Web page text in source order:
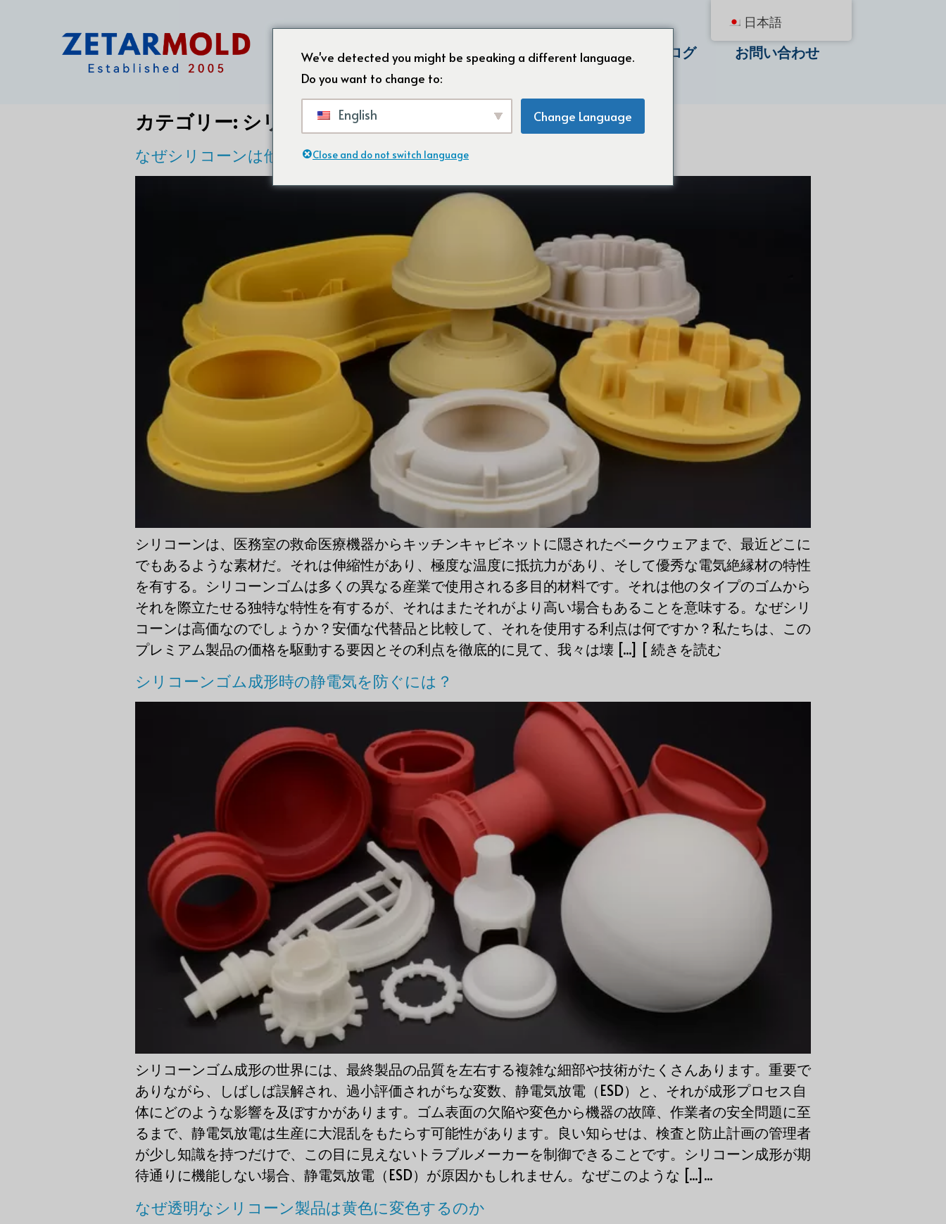
ホーム 会社概要 製品 ブログ お問い合わせ
カテゴリー: シリコーンゴムFAQ
なぜシリコーンは他のゴムより高価なのか？
シリコーンは、医務室の救命医療機器からキッチンキャビネットに隠されたベークウェアまで、最近どこに
でもあるような素材だ。それは伸縮性があり、極度な温度に抵抗力があり、そして優秀な電気絶縁材の特性
を有する。シリコーンゴムは多くの異なる産業で使用される多目的材料です。それは他のタイプのゴムから
それを際立たせる独特な特性を有するが、それはまたそれがより高い場合もあることを意味する。なぜシリ
コーンは高価なのでしょうか？安価な代替品と比較して、それを使用する利点は何ですか？私たちは、この
プレミアム製品の価格を駆動する要因とその利点を徹底的に見て、我々は壊 [...] [ 続きを読む
シリコーンゴム成形時の静電気を防ぐには？
シリコーンゴム成形の世界には、最終製品の品質を左右する複雑な細部や技術がたくさんあります。重要で
ありながら、しばしば誤解され、過小評価されがちな変数、静電気放電（ESD）と、それが成形プロセス自
体にどのような影響を及ぼすかがあります。ゴム表面の欠陥や変色から機器の故障、作業者の安全問題に至
るまで、静電気放電は生産に大混乱をもたらす可能性があります。良い知らせは、検査と防止計画の管理者
が少し知識を持つだけで、この目に見えないトラブルメーカーを制御できることです。シリコーン成形が期
待通りに機能しない場合、静電気放電（ESD）が原因かもしれません。なぜこのような [...]...
なぜ透明なシリコーン製品は黄色に変色するのか
日本語
We've detected you might be speaking a different language.
Do you want to change to:
English Change Language
Close and do not switch language